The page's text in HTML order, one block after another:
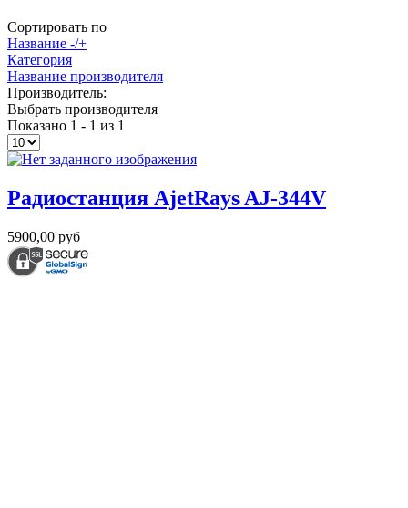
Сортировать по
Название -/+
Категория
Название производителя
Производитель:
Выбрать производителя
Показано 1 - 1 из 1
Радиостанция AjetRays AJ-344V
5900,00 руб